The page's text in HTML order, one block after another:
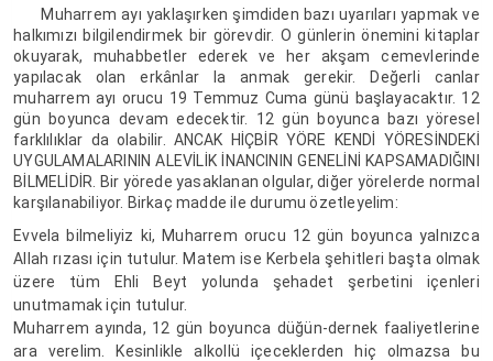
Muharrem ayı yaklaşırken şimdiden bazı uyarıları yapmak ve
halkımızı bilgilendirmek bir görevdir. O günlerin önemini kitaplar
okuyarak, muhabbetler ederek ve her akşam cemevlerinde
yapılacak olan erkânlar la anmak gerekir. Değerli canlar
muharrem ayı orucu 19 Temmuz Cuma günü başlayacaktır. 12
gün boyunca devam edecektir. 12 gün boyunca bazı yöresel
farklılıklar da olabilir. ANCAK HİÇBİR YÖRE KENDİ YÖRESİNDEKİ
UYGULAMALARININ ALEVİLİK İNANCININ GENELİNİ KAPSAMADIĞINI
BİLMELİDİR. Bir yörede yasaklanan olgular, diğer yörelerde normal
karşılanabiliyor. Birkaç madde ile durumu özetleyelim:
Evvela bilmeliyiz ki, Muharrem orucu 12 gün boyunca yalnızca
Allah rızası için tutulur. Matem ise Kerbela şehitleri başta olmak
üzere tüm Ehli Beyt yolunda şehadet şerbetini içenleri
unutmamak için tutulur.
Muharrem ayında, 12 gün boyunca düğün-dernek faaliyetlerine
ara verelim. Kesinlikle alkollü içeceklerden hiç olmazsa bu